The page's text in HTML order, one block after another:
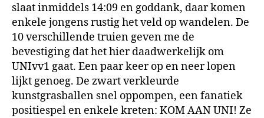
slaat inmiddels 14:09 en goddank, daar komen
enkele jongens rustig het veld op wandelen. De
10 verschillende truien geven me de
bevestiging dat het hier daadwerkelijk om
UNIvv1 gaat. Een paar keer op en neer lopen
lijkt genoeg. De zwart verkleurde
kunstgrasballen snel oppompen, een fanatiek
positiespel en enkele kreten: KOM AAN UNI! Ze